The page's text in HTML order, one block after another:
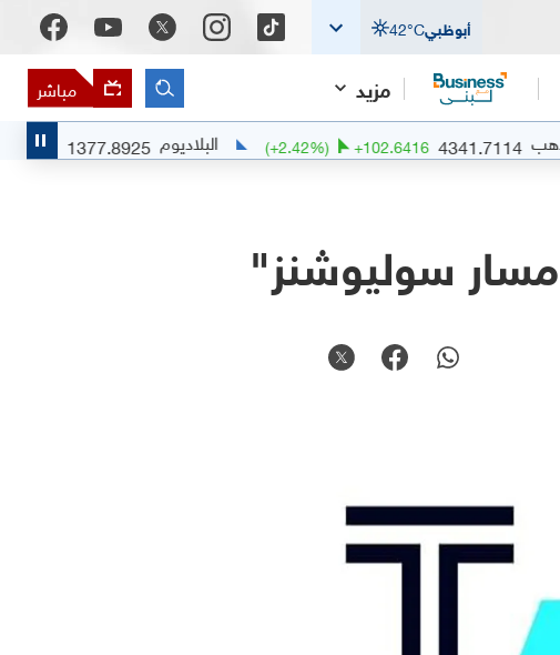
أبوظبي 42°C
مزيد مباشر
+102.6416
(+2.42%) البلاديوم 1377.8925
+ 6.9959
سوليوشنز"